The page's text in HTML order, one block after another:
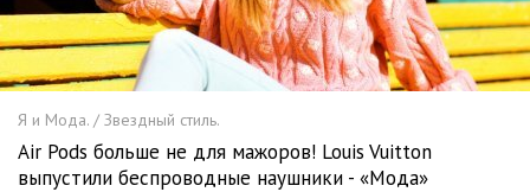
Я и Мода. / Звездный стиль.
Air Pods больше не для мажоров! Louis Vuitton
выпустили беспроводные наушники - «Мода»